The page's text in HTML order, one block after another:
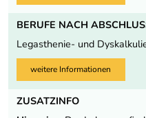
BERUFE NACH
Legasthenie- und
weitere Informationen
ZUSATZINFO